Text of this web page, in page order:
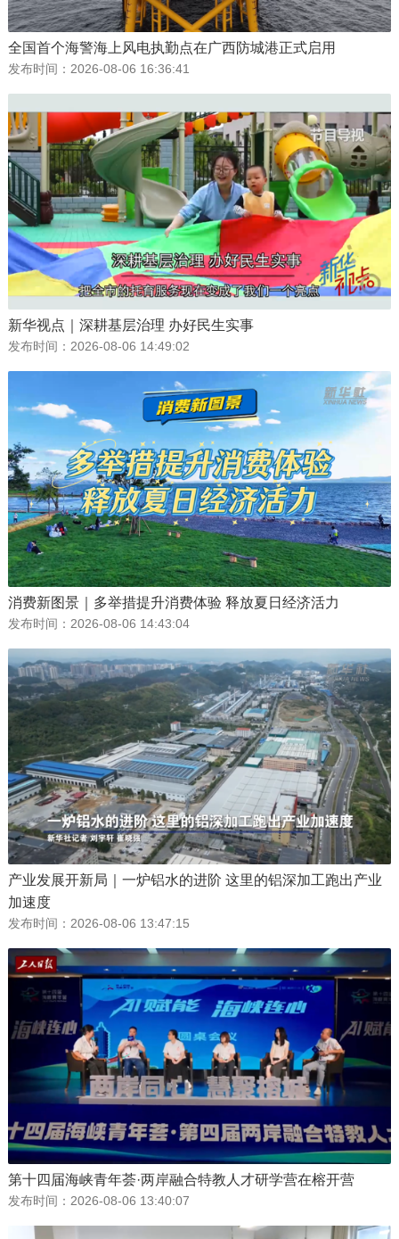
全国首个海警海上风电执勤点在广西防城港正式启用
发布时间： 2026-08-06 16:36:41
新华视点｜深耕基层治理 办好民生实事
发布时间： 2026-08-06 14:49:02
消费新图景｜多举措提升消费体验 释放夏日经济活力
发布时间： 2026-08-06 14:43:04
产业发展开新局｜一炉铝水的进阶 这里的铝深加工跑出产业
加速度
发布时间： 2026-08-06 13:47:15
第十四届海峡青年荟·两岸融合特教人才研学营在榕开营
发布时间： 2026-08-06 13:40:07